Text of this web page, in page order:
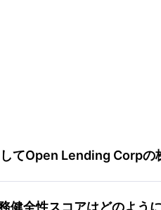
てOpen Lending Corpの
全性スコアはどのよう